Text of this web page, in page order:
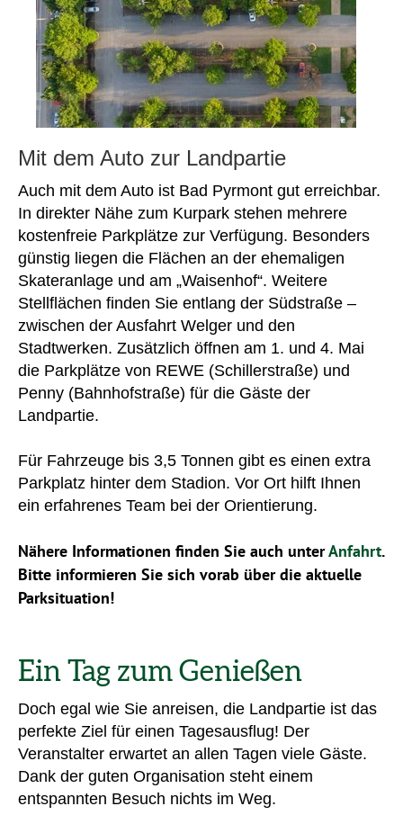
Mit dem Auto zur Landpartie
Auch mit dem Auto ist Bad Pyrmont gut erreichbar.
In direkter Nähe zum Kurpark stehen mehrere
kostenfreie Parkplätze zur Verfügung. Besonders
günstig liegen die Flächen an der ehemaligen
Skateranlage und am „Waisenhof“. Weitere
Stellflächen finden Sie entlang der Südstraße –
zwischen der Ausfahrt Welger und den
Stadtwerken. Zusätzlich öffnen am 1. und 4. Mai
die Parkplätze von REWE (Schillerstraße) und
Penny (Bahnhofstraße) für die Gäste der
Landpartie.
Für Fahrzeuge bis 3,5 Tonnen gibt es einen extra
Parkplatz hinter dem Stadion. Vor Ort hilft Ihnen
ein erfahrenes Team bei der Orientierung.
Nähere Informationen finden Sie auch unterAnfahrt.
Bitte informieren Sie sich vorab über die aktuelle
Parksituation!
Ein Tag zum Genießen
Doch egal wie Sie anreisen, die Landpartie ist das
perfekte Ziel für einen Tagesausflug! Der
Veranstalter erwartet an allen Tagen viele Gäste.
Dank der guten Organisation steht einem
entspannten Besuch nichts im Weg.